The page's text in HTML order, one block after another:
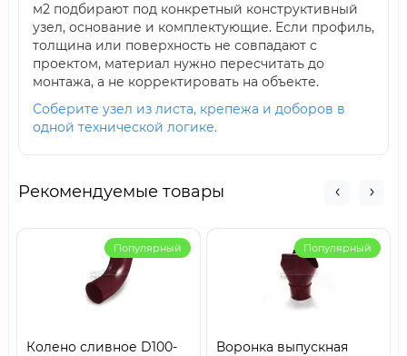
м2 подбирают под конкретный конструктивный
узел, основание и комплектующие. Если профиль,
толщина или поверхность не совпадают с
проектом, материал нужно пересчитать до
монтажа, а не корректировать на объекте.
Соберите узел из листа, крепежа и доборов в
одной технической логике.
Рекомендуемые товары
Популярный
Колено сливное D100-
Популярный
Воронка выпускная